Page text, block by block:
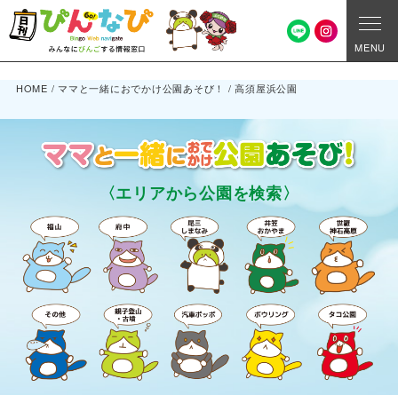
MENU
HOME / ママと一緒におでかけ公園あそび！ /高須屋浜公園
〈エリアから公園を検索〉